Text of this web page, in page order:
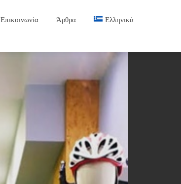
Επικοινωνία Άρθρα Ελληνικά